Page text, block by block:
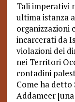
Tali imperativi
ultima istanza
organizzazioni
incarcerati da
violazioni dei
nei Territori
contadini
Come ha detto
Addameer